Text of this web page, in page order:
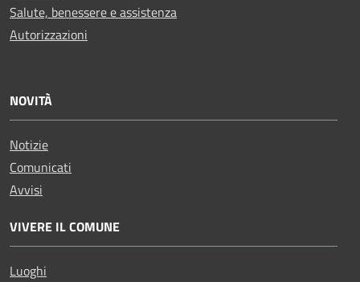
Salute, benessere e assistenza
Autorizzazioni
NOVITÀ
Notizie
Comunicati
Avvisi
VIVERE IL COMUNE
Luoghi